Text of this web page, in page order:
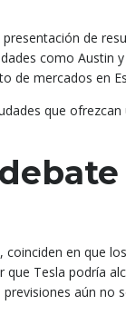
de
como Austin
de mercados en
que
en que
Tesla podría
aún no